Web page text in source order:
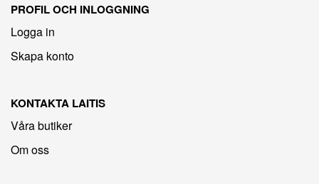
PROFIL OCH INLOGGNING
Logga in
Skapa konto
KONTAKTA LAITIS
Våra butiker
Om oss